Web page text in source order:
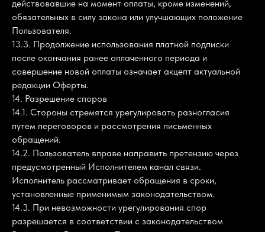
действовавшие на момент оплаты, кроме изменений,
обязательных в силу закона или улучшающих положение
Пользователя.
13.3. Продолжение использования платной подписки
после окончания ранее оплаченного периода и
совершение новой оплаты означает акцепт актуальной
редакции Оферты.
14. Разрешение споров
14.1. Стороны стремятся урегулировать разногласия
путем переговоров и рассмотрения письменных
обращений.
14.2. Пользователь вправе направить претензию через
предусмотренный Исполнителем канал связи.
Исполнитель рассматривает обращения в сроки,
установленные применимым законодательством.
14.3. При невозможности урегулирования спор
разрешается в соответствии с законодательством